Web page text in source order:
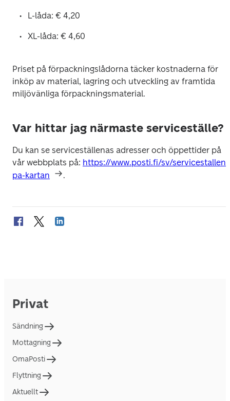
L-låda: € 4,20
XL-låda: € 4,60
Priset på förpackningslådorna täcker kostnaderna för
inköp av material, lagring och utveckling av framtida
miljövänliga förpackningsmaterial.
Var hittar jag närmaste serviceställe?
Du kan se serviceställenas adresser och öppettider på
vår webbplats på: https://www.posti.fi/sv/servicestallen-
pa-kartan
.
Privat
Sändning
Mottagning
OmaPosti
Flyttning
Aktuellt